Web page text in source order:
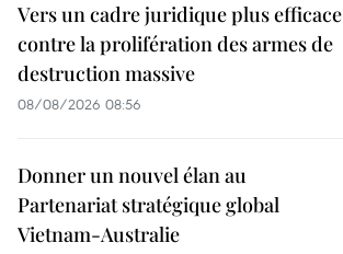
Vers un cadre juridique plus efficace
contre la prolifération des armes de
destruction massive
08/08/2026 08:56
Donner un nouvel élan au
Partenariat stratégique global
Vietnam-Australie